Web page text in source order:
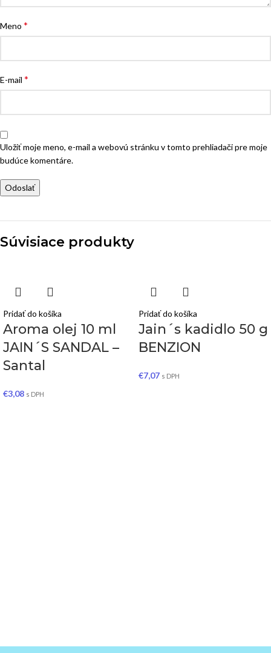
Meno *
E-mail *
Uložiť moje meno, e-mail a webovú stránku v tomto prehliadači pre moje
budúce komentáre.
Súvisiace produkty
Pridať do košíka
Aroma olej 10 ml
JAIN´S SANDAL –
Santal
€3,08 s DPH
Pridať do košíka
Jain´s kadidlo 50 g
BENZION
€7,07 s DPH